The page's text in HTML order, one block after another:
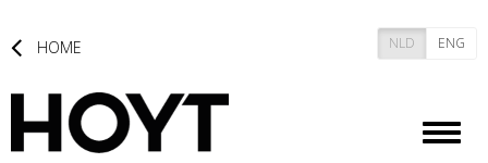
HOME NLD ENG